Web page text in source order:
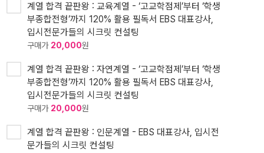
계열 합격 끝판왕 : 교육계열 - ‘고교학점제’부터 ‘학생
부종합전형’까지 120% 활용 필독서 EBS 대표강사,
입시전문가들의 시크릿 컨설팅
구매가 20,000원
계열 합격 끝판왕 : 자연계열 - ‘고교학점제’부터 ‘학생
부종합전형’까지 120% 활용 필독서 EBS 대표강사,
입시전문가들의 시크릿 컨설팅
구매가 20,000원
계열 합격 끝판왕 : 인문계열 - EBS 대표강사, 입시전
문가들의 시크릿 컨설팅